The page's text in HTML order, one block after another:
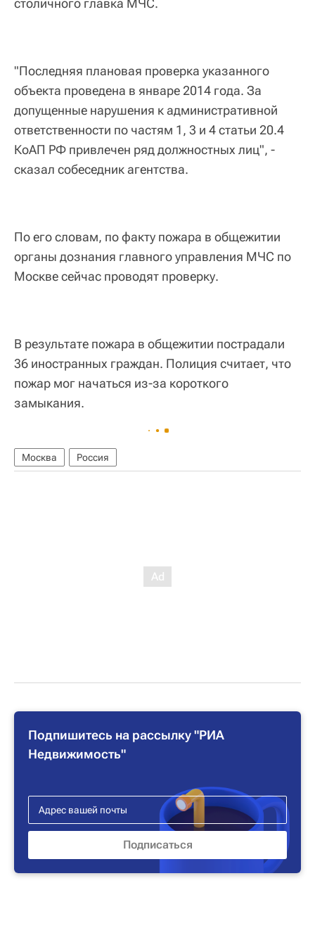
столичного главка МЧС.
"Последняя плановая проверка указанного
объекта проведена в январе 2014 года. За
допущенные нарушения к административной
ответственности по частям 1, 3 и 4 статьи 20.4
КоАП РФ привлечен ряд должностных лиц", -
сказал собеседник агентства.
По его словам, по факту пожара в общежитии
органы дознания главного управления МЧС по
Москве сейчас проводят проверку.
В результате пожара в общежитии пострадали
36 иностранных граждан. Полиция считает, что
пожар мог начаться из-за короткого
замыкания.
Москва Россия
Подпишитесь на рассылку "РИА
Недвижимость"